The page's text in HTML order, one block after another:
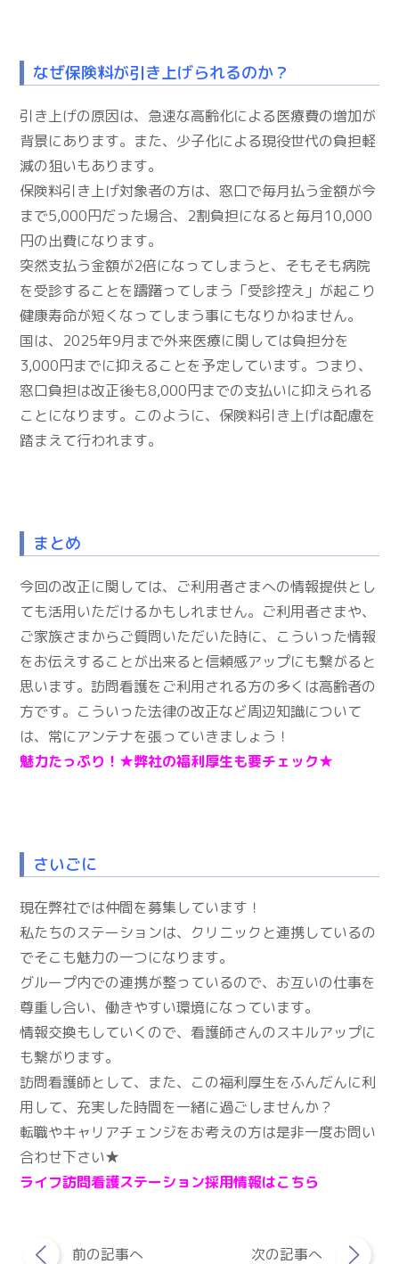
なぜ保険料が引き上げられるのか？
引き上げの原因は、急速な高齢化による医療費の増加が
背景にあります。また、少子化による現役世代の負担軽
減の狙いもあります。
保険料引き上げ対象者の方は、窓口で毎月払う金額が今
まで5,000円だった場合、2割負担になると毎月10,000
円の出費になります。
突然支払う金額が2倍になってしまうと、そもそも病院
を受診することを躊躇ってしまう「受診控え」が起こり
健康寿命が短くなってしまう事にもなりかねません。
国は、2025年9月まで外来医療に関しては負担分を
3,000円までに抑えることを予定しています。つまり、
窓口負担は改正後も8,000円までの支払いに抑えられる
ことになります。このように、保険料引き上げは配慮を
踏まえて行われます。
まとめ
今回の改正に関しては、ご利用者さまへの情報提供とし
ても活用いただけるかもしれません。ご利用者さまや、
ご家族さまからご質問いただいた時に、こういった情報
をお伝えすることが出来ると信頼感アップにも繋がると
思います。訪問看護をご利用される方の多くは高齢者の
方です。こういった法律の改正など周辺知識について
は、常にアンテナを張っていきましょう！
魅力たっぷり！★弊社の福利厚生も要チェック★
さいごに
現在弊社では仲間を募集しています！
私たちのステーションは、クリニックと連携しているの
でそこも魅力の一つになります。
グループ内での連携が整っているので、お互いの仕事を
尊重し合い、働きやすい環境になっています。
情報交換もしていくので、看護師さんのスキルアップに
も繋がります。
訪問看護師として、また、この福利厚生をふんだんに利
用して、充実した時間を一緒に過ごしませんか？
転職やキャリアチェンジをお考えの方は是非一度お問い
合わせ下さい★
ライフ訪問看護ステーション採用情報はこちら
前の記事へ 次の記事へ